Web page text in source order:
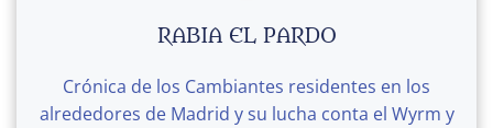
RABIA EL PARDO
Crónica de los Cambiantes residentes en los
alrededores de Madrid y su lucha conta el Wyrm y